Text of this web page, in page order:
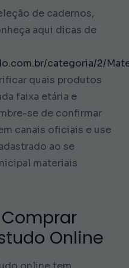
de cadernos,
aqui dicas de
categoria/2/
quais produtos
faixa etária e
se de confirmar
canais oficiais e use
ao se
materiais
Online